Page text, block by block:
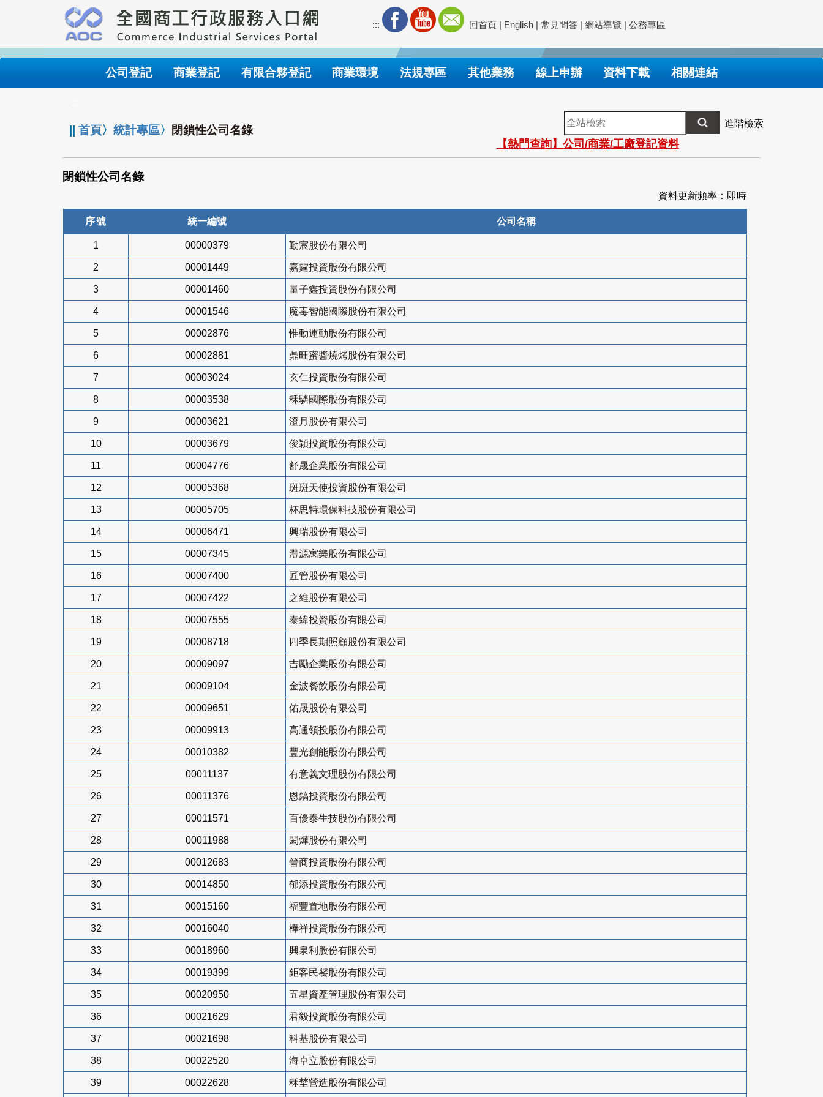
要
內
::: 回首頁 | English | 常見問答 | 網站導覽 | 公務專區
公司登記 商業登記 有限合夥登記 商業環境 法規專區 其他業務 線上申辦 資料下載 相關連結
||首頁〉統計專區〉 閉鎖性公司名錄
全
站
檢
索
進階檢索
【熱門查詢】公司/商業/工廠登記資料
閉鎖性公司名錄
資料更新頻率：即時
序號 統一編號 公司名稱
1 00000379 勤宸股份有限公司
2 00001449 嘉霆投資股份有限公司
3 00001460 量子鑫投資股份有限公司
4 00001546 魔毒智能國際股份有限公司
5 00002876 惟動運動股份有限公司
6 00002881 鼎旺蜜醬燒烤股份有限公司
7 00003024 玄仁投資股份有限公司
8 00003538 秝驎國際股份有限公司
9 00003621 澄月股份有限公司
10 00003679 俊穎投資股份有限公司
11 00004776 舒晟企業股份有限公司
12 00005368 斑斑天使投資股份有限公司
13 00005705 杯思特環保科技股份有限公司
14 00006471 興瑞股份有限公司
15 00007345 灃源寓樂股份有限公司
16 00007400 匠管股份有限公司
17 00007422 之維股份有限公司
18 00007555 泰緯投資股份有限公司
19 00008718 四季長期照顧股份有限公司
20 00009097 吉勵企業股份有限公司
21 00009104 金波餐飲股份有限公司
22 00009651 佑晟股份有限公司
23 00009913 高通領投股份有限公司
24 00010382 豐光創能股份有限公司
25 00011137 有意義文理股份有限公司
26 00011376 恩鎬投資股份有限公司
27 00011571 百優泰生技股份有限公司
28 00011988 閎燁股份有限公司
29 00012683 晉商投資股份有限公司
30 00014850 郁添投資股份有限公司
31 00015160 福豐置地股份有限公司
32 00016040 樺祥投資股份有限公司
33 00018960 興泉利股份有限公司
34 00019399 鉅客民饕股份有限公司
35 00020950 五星資產管理股份有限公司
36 00021629 君毅投資股份有限公司
37 00021698 科基股份有限公司
38 00022520 海卓立股份有限公司
39 00022628 秝埜營造股份有限公司